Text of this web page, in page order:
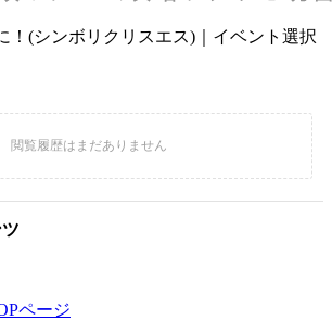
！(シンボリクリスエス)｜イベント選択
ページ